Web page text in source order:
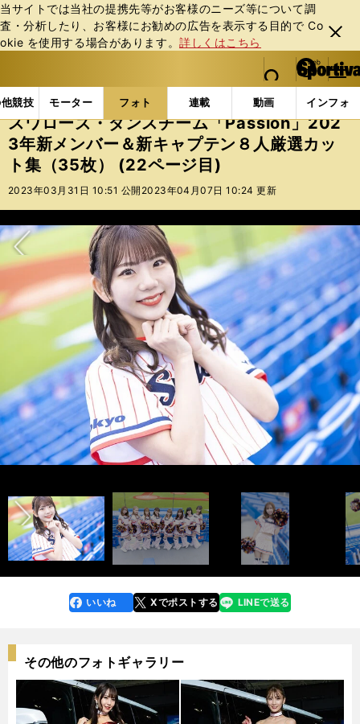
当サイトでは当社の提携先等がお客様のニーズ等について調
査・分析したり、お客様にお勧めの広告を表⽰する⽬的で Co
okie を使⽤する場合があります。詳しくはこちら
閉じ
る
web Sportiva (webスポルティーバ)
検索
マイペ
ー
ジ
メニュ
競技 モーター フォト 連載 動画 インフォ
b
ス
ポ
ル
テ
ー
バ
フォトギャラリー スワローズ・ダンスチーム「
スワローズ・ダンスチーム「Passion」202
3年新メンバー＆新キャプテン８人厳選カッ
ト集（35枚） (22ページ目)
2023年03月31日 10:51 公開 2023年04月07日 10:24 更新
次へ
AMI photo by Tatematsu Naozumi
インタビュー記事＆メンバー紹介ムービー＞＞
UTAE
MAYA
HIIRAGI
MAYU
AOI
KAREN
MOMOKA
インタビュー記事＆メンバー紹介ムービー＞＞
photo by Tatematsu Naozumi
前へ
faceboo
k
いいね Xでポストする
line LINEで送る
その他のフォトギャラリー